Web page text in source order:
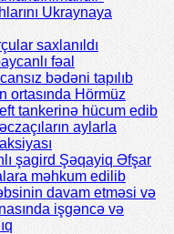
Ukraynaya
saxlanıldı
fəal
bədəni tapılıb
ortasında Hörmüz
tankerinə hücum edib
aylarla
şagird Şəqayiq Əfşar
məhkum edilib
davam etməsi və
işgəncə və